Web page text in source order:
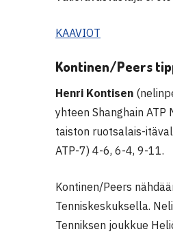
KAAVIOT
Kontinen/Peers
Henri Kontisen
yhteen Shanghain
taiston ruotsalais-
ATP-7) 4-6, 6-4, 9-11.
Kontinen/Peers
Tenniskeskuksella.
Tenniksen joukkue